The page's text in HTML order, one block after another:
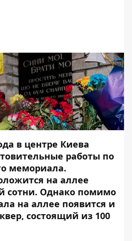
в центре Киева
работы по
мемориала.
на аллее
сотни. Однако помимо
на аллее появится и
состоящий из 100